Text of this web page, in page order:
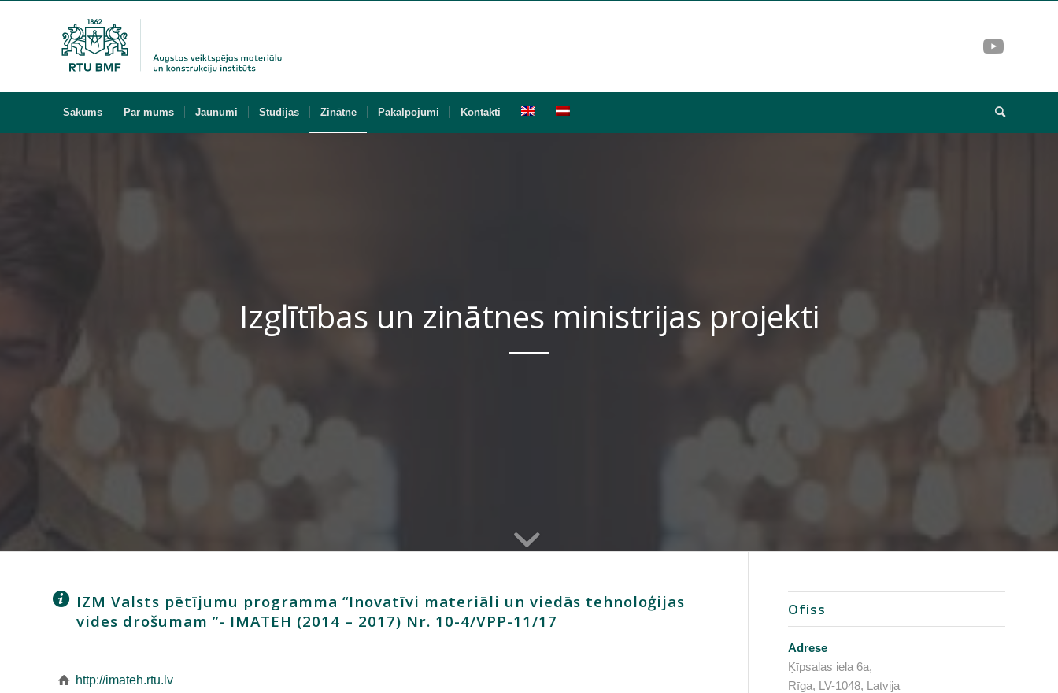
Sākums Par mums Jaunumi Studijas Zinātne Pakalpojumi Kontakti
Izglītības un zinātnes ministrijas projekti
IZM Valsts pētījumu programma “Inovatīvi materiāli un viedās tehnoloģijas
vides drošumam ”- IMATEH (2014 – 2017) Nr. 10-4/VPP-11/17
http://imateh.rtu.lv
Ofiss
Adrese
Ķīpsalas iela 6a,
Rīga, LV-1048, Latvija